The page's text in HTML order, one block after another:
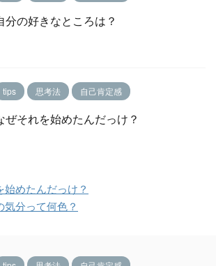
分の好きなところは？
tips 思考法 自己肯定感
ぜそれを始めたんだっけ？
始めたんだっけ？
気分って何色？